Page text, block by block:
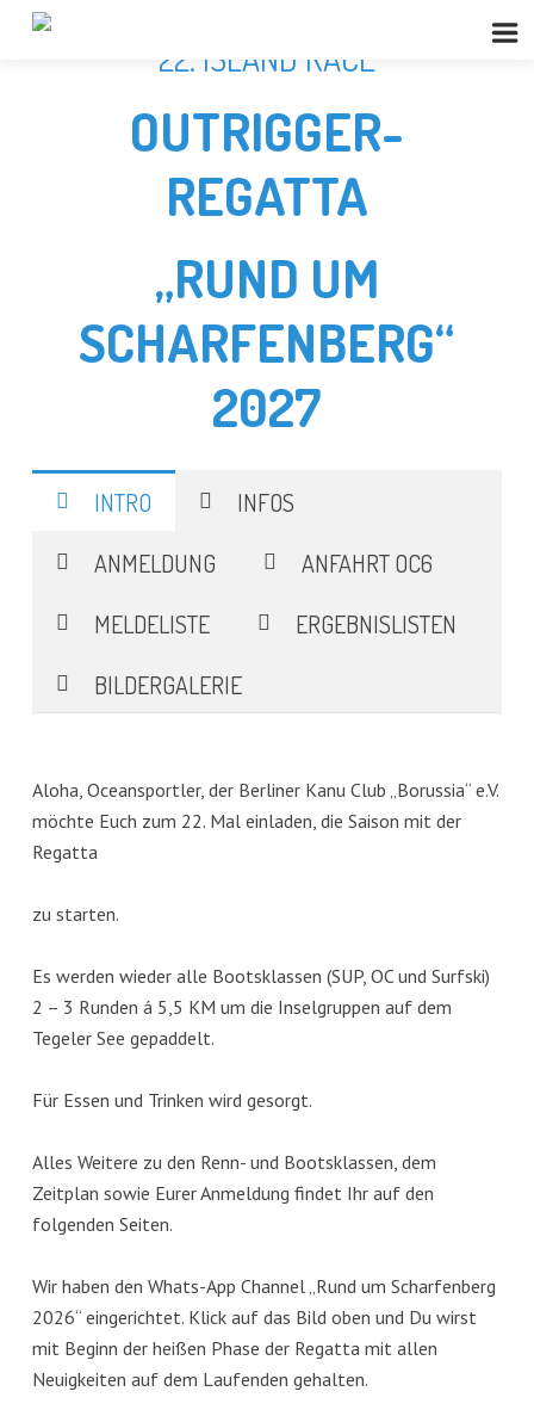
22. ISLAND RACE
OUTRIGGER-
REGATTA
„RUND UM
SCHARFENBERG“
2027
INTRO
INFOS
ANMELDUNG
ANFAHRT OC6
MELDELISTE
ERGEBNISLISTEN
BILDERGALERIE
Aloha, Oceansportler, der Berliner Kanu Club „Borussia“ e.V.
möchte Euch zum 22. Mal einladen, die Saison mit der
Regatta
zu starten.
Es werden wieder alle Bootsklassen (SUP, OC und Surfski)
2 – 3 Runden á 5,5 KM um die Inselgruppen auf dem
Tegeler See gepaddelt.
Für Essen und Trinken wird gesorgt.
Alles Weitere zu den Renn- und Bootsklassen, dem
Zeitplan sowie Eurer Anmeldung findet Ihr auf den
folgenden Seiten.
Wir haben den Whats-App Channel „Rund um Scharfenberg
2026“ eingerichtet. Klick auf das Bild oben und Du wirst
mit Beginn der heißen Phase der Regatta mit allen
Neuigkeiten auf dem Laufenden gehalten.